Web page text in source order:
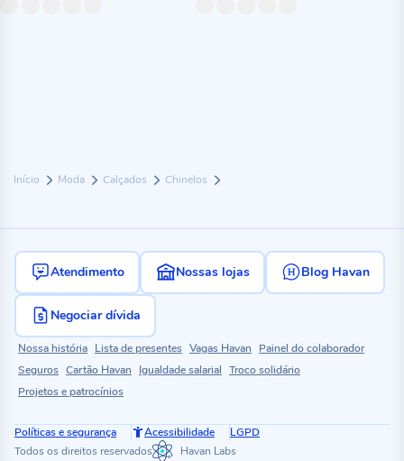
Início Moda Calçados Chinelos
Atendimento Nossas lojas Blog Havan
Negociar dívida
Nossa história Lista de presentes Vagas Havan
Painel do colaborador
Seguros Cartão Havan Igualdade salarial Troco solidário
Projetos e patrocínios
Políticas e segurança Acessibilidade
LGPD
Todos os direitos reservados
Havan Labs